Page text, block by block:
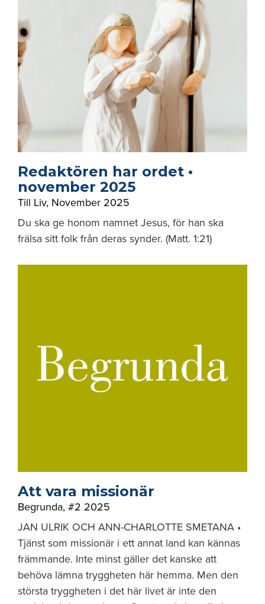
Redaktören har ordet •
november 2025
Till Liv, November 2025
Du ska ge honom namnet Jesus, för han ska
frälsa sitt folk från deras synder. (Matt. 1:21)
Att vara missionär
Begrunda, #2 2025
JAN ULRIK OCH ANN-CHARLOTTE SMETANA •
Tjänst som missionär i ett annat land kan kännas
främmande. Inte minst gäller det kanske att
behöva lämna tryggheten här hemma. Men den
största tryggheten i det här livet är inte den